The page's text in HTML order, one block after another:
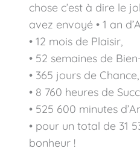
chose c’est à dire le
avez envoyé • 1 an
• 12 mois de Plaisir,
• 52 semaines de
• 365 jours de Chance,
• 8 760 heures de
• 525 600 minutes
• pour un total de 31
bonheur !